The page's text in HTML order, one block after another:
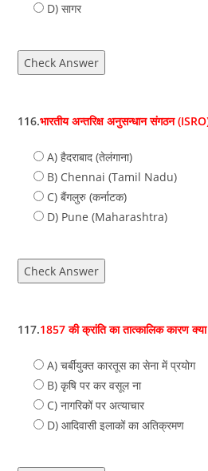
D) सागर
Check Answer
116.भारतीय अन्तरिक्ष अनुसन्धान संगठन
A) हैदराबाद (तेलंगाना)
B) Chennai (Tamil Nadu)
C) बैंगलुरु (कर्नाटक)
D) Pune (Maharashtra)
Check Answer
117.1857 की क्रांति का तात्कालिक कारण
A) चर्बीयुक्त कारतूस का सेना में प्रयोग
B) कृषि पर कर वसूल ना
C) नागरिकों पर अत्याचार
D) आदिवासी इलाकों का अतिक्रमण